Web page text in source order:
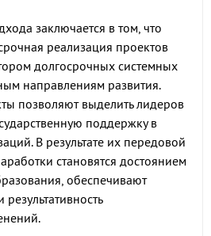
заключается в том, что
реализация проектов
долгосрочных системных
направлениям развития.
позволяют выделить лидеров
поддержку в
В результате их передовой
становятся достоянием
обеспечивают